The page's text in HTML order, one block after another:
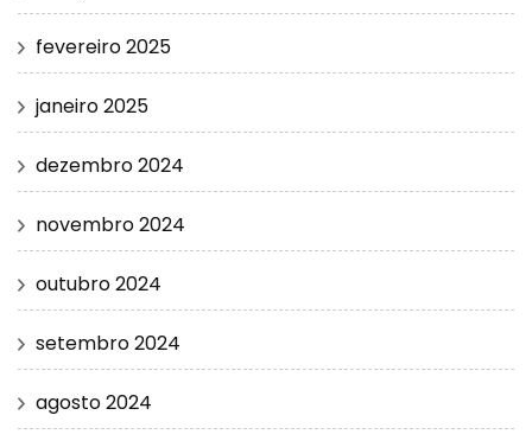
fevereiro 2025
janeiro 2025
dezembro 2024
novembro 2024
outubro 2024
setembro 2024
agosto 2024